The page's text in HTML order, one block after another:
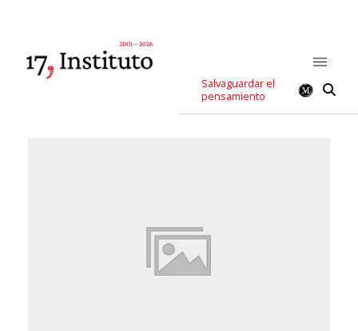
Salvaguardar el
pensamiento